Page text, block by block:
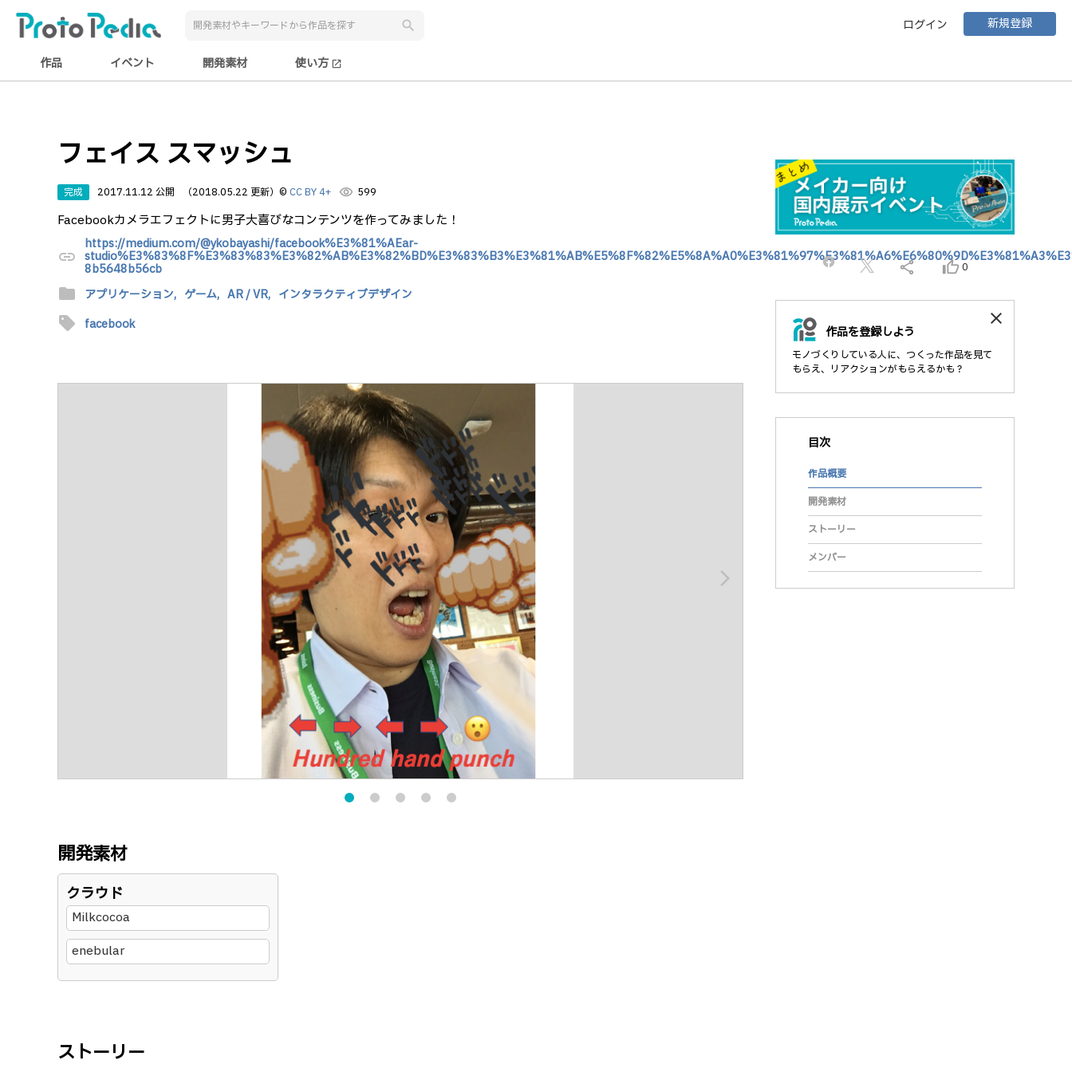
search ログイン 新規登録
作品 イベント 開発素材 使い方 open_in_new
フェイス スマッシュ
完成 2017.11.12 公開 （2018.05.22 更新） © CC BY 4+ visibility 599
Facebookカメラエフェクトに男子大喜びなコンテンツを作ってみました！
link
https://medium.com/@ykobayashi/facebook%E3%81%AEar-
8b5648b56cb
folder アプリケーション, ゲーム, AR / VR, インタラクティブデザイン
sell facebook
arrow_forward_ios
開発素材
クラウド
Milkcocoa
enebular
ストーリー
share thumb_up_alt 0
作品を登録しよう
モノづくりしている人に、つくった作品を見て
もらえ、リアクションがもらえるかも？
close
目次
作品概要
開発素材
ストーリー
メンバー